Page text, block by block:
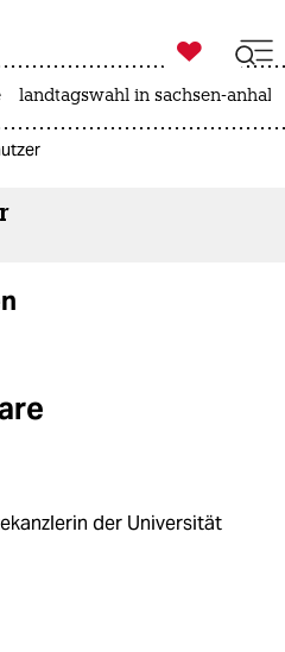
ich

taz zahl ich
landtagswahl in sachsen-anhalt
der Universität